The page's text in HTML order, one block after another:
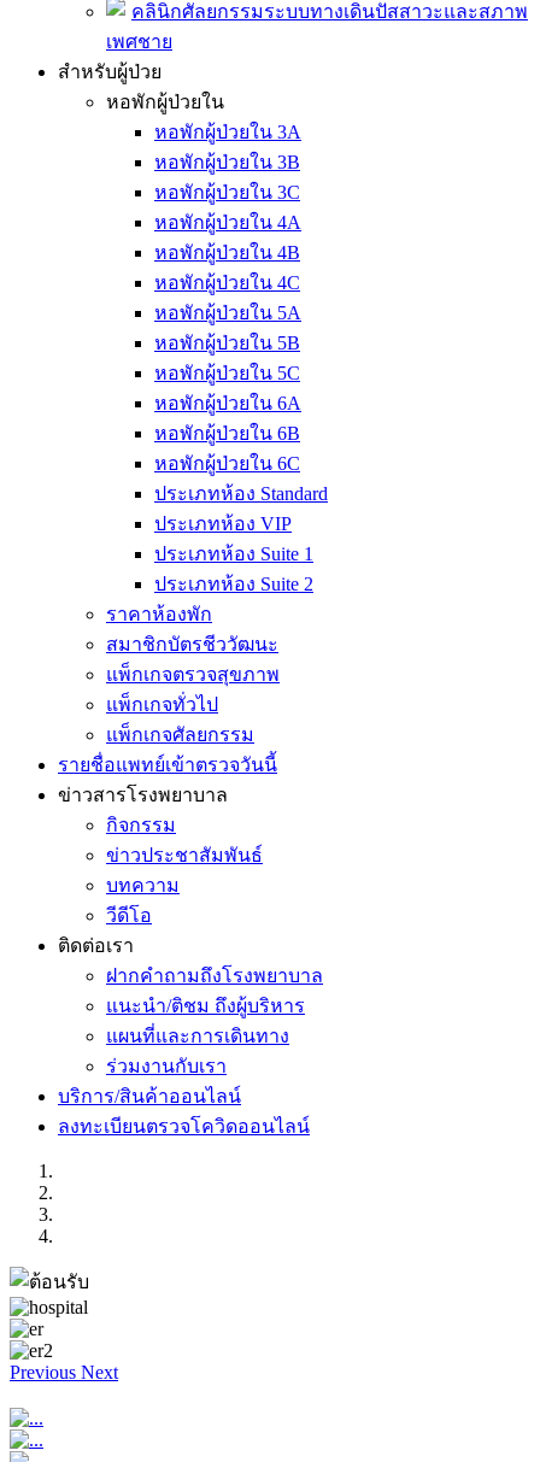
คลินิกศัลยกรรมระบบทางเดินปัสสาวะและสภาพ
เพศชาย
สำหรับผู้ป่วย
หอพักผู้ป่วยใน
หอพักผู้ป่วยใน 3A
หอพักผู้ป่วยใน 3B
หอพักผู้ป่วยใน 3C
หอพักผู้ป่วยใน 4A
หอพักผู้ป่วยใน 4B
หอพักผู้ป่วยใน 4C
หอพักผู้ป่วยใน 5A
หอพักผู้ป่วยใน 5B
หอพักผู้ป่วยใน 5C
หอพักผู้ป่วยใน 6A
หอพักผู้ป่วยใน 6B
หอพักผู้ป่วยใน 6C
ประเภทห้อง Standard
ประเภทห้อง VIP
ประเภทห้อง Suite 1
ประเภทห้อง Suite 2
ราคาห้องพัก
สมาชิกบัตรชีววัฒนะ
แพ็กเกจตรวจสุขภาพ
แพ็กเกจทั่วไป
แพ็กเกจศัลยกรรม
รายชื่อแพทย์เข้าตรวจวันนี้
ข่าวสารโรงพยาบาล
กิจกรรม
ข่าวประชาสัมพันธ์
บทความ
วีดีโอ
ติดต่อเรา
ฝากคำถามถึงโรงพยาบาล
แนะนำ/ติชม ถึงผู้บริหาร
แผนที่และการเดินทาง
ร่วมงานกับเรา
บริการ/สินค้าออนไลน์
ลงทะเบียนตรวจโควิดออนไลน์
Previous Next